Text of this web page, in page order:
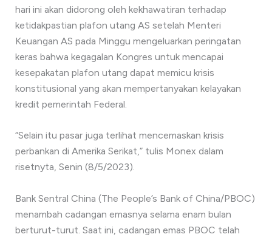
hari ini akan didorong oleh kekhawatiran terhadap
ketidakpastian plafon utang AS setelah Menteri
Keuangan AS pada Minggu mengeluarkan peringatan
keras bahwa kegagalan Kongres untuk mencapai
kesepakatan plafon utang dapat memicu krisis
konstitusional yang akan mempertanyakan kelayakan
kredit pemerintah Federal.
“Selain itu pasar juga terlihat mencemaskan krisis
perbankan di Amerika Serikat,” tulis Monex dalam
risetnyta, Senin (8/5/2023).
Bank Sentral China (The People’s Bank of China/PBOC)
menambah cadangan emasnya selama enam bulan
berturut-turut. Saat ini, cadangan emas PBOC telah